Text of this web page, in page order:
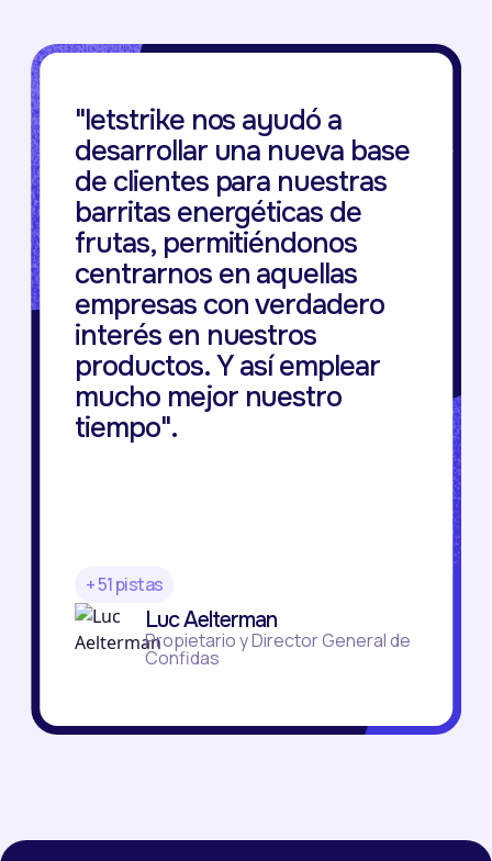
"letstrike nos ayudó a
desarrollar una nueva base
de clientes para nuestras
barritas energéticas de
frutas, permitiéndonos
centrarnos en aquellas
empresas con verdadero
interés en nuestros
productos. Y así emplear
mucho mejor nuestro
tiempo".
+ 51 pistas
Luc Aelterman
Propietario y Director General de
Confidas